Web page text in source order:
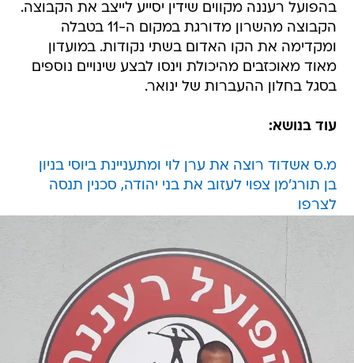
בהפועל רעננה מקווים שידין יסייע לייצב את הקבוצה.
הקבוצה מהשרון מדורגת במקום ה-11 בטבלה
ומקדימה את הקו האדום בשתי נקודות. במועדון
מאוד מאוכזבים מהיכולת וינסו לבצע שינויים נוספים
בסגל בחלון ההעברות של ינואר.
עוד בנושא:
מ.ס אשדוד רוצה את ערן לוי ומתעניינת ביוסי בניון
בן תורג'מן צפוי לעזוב את בני יהודה, סכנין תנסה
לצרפו